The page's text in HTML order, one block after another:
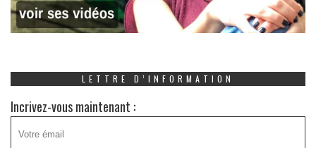
LETTRE D’INFORMATION
Incrivez-vous maintenant :